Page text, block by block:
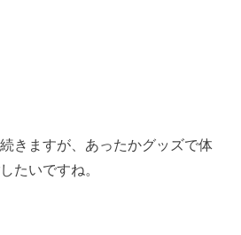
きますが、あったかグッズで体
たいですね。